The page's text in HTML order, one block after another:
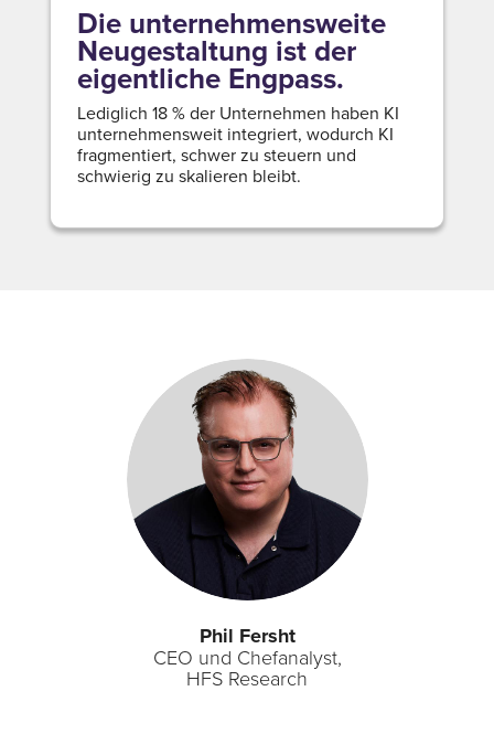
Die unternehmensweite
Neugestaltung ist der
eigentliche Engpass.
Lediglich 18 % der Unternehmen haben KI
unternehmensweit integriert, wodurch KI
fragmentiert, schwer zu steuern und
schwierig zu skalieren bleibt.
Phil Fersht
CEO und Chefanalyst,
HFS Research